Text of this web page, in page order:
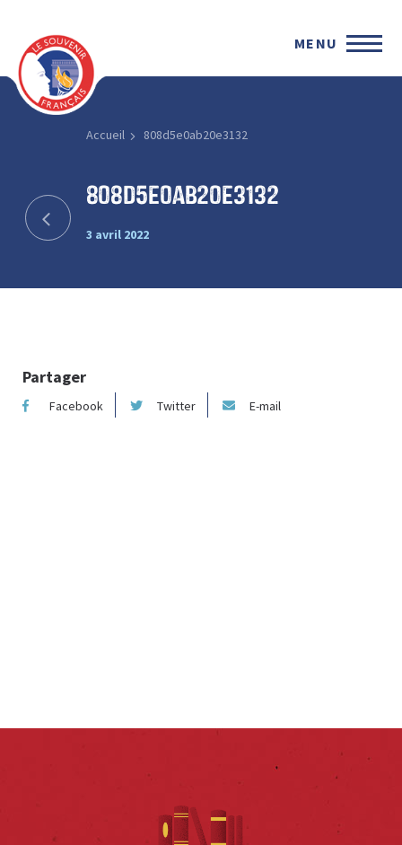
MENU
Accueil 808d5e0ab20e3132
808d5e0ab20e3132
3 avril 2022
Partager
Facebook Twitter E-mail